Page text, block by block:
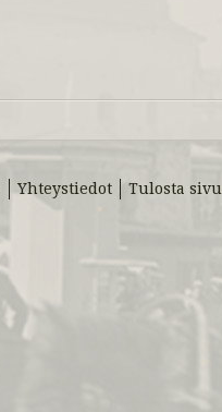
Yhteystiedot Tulosta sivu